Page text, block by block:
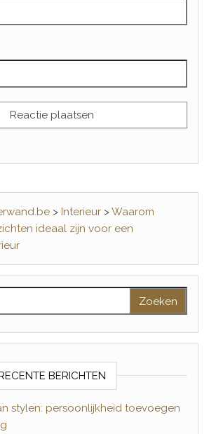
> Interieur >Waarom
ideaal zijn voor een
BERICHTEN
stylen: persoonlijkheid toevoegen